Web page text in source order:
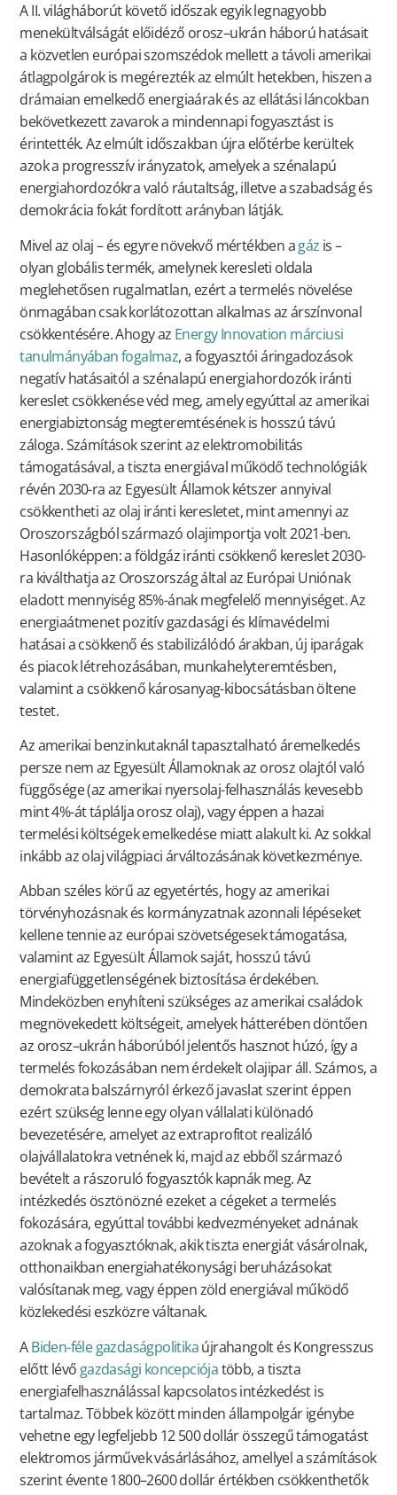
A II. világháborút követő időszak egyik legnagyobb
menekültválságát előidéző orosz–ukrán háború hatásait
a közvetlen európai szomszédok mellett a távoli amerikai
átlagpolgárok is megérezték az elmúlt hetekben, hiszen a
drámaian emelkedő energiaárak és az ellátási láncokban
bekövetkezett zavarok a mindennapi fogyasztást is
érintették. Az elmúlt időszakban újra előtérbe kerültek
azok a progresszív irányzatok, amelyek a szénalapú
energiahordozókra való ráutaltság, illetve a szabadság és
demokrácia fokát fordított arányban látják.
Mivel az olaj – és egyre növekvő mértékben agáz is –
olyan globális termék, amelynek keresleti oldala
meglehetősen rugalmatlan, ezért a termelés növelése
önmagában csak korlátozottan alkalmas az árszínvonal
csökkentésére. Ahogy az Energy Innovation márciusi
tanulmányában fogalmaz, a fogyasztói áringadozások
negatív hatásaitól a szénalapú energiahordozók iránti
kereslet csökkenése véd meg, amely egyúttal az amerikai
energiabiztonság megteremtésének is hosszú távú
záloga. Számítások szerint az elektromobilitás
támogatásával, a tiszta energiával működő technológiák
révén 2030-ra az Egyesült Államok kétszer annyival
csökkentheti az olaj iránti keresletet, mint amennyi az
Oroszországból származó olajimportja volt 2021-ben.
Hasonlóképpen: a földgáz iránti csökkenő kereslet 2030-
ra kiválthatja az Oroszország által az Európai Uniónak
eladott mennyiség 85%-ának megfelelő mennyiséget. Az
energiaátmenet pozitív gazdasági és klímavédelmi
hatásai a csökkenő és stabilizálódó árakban, új iparágak
és piacok létrehozásában, munkahelyteremtésben,
valamint a csökkenő károsanyag-kibocsátásban öltene
testet.
Az amerikai benzinkutaknál tapasztalható áremelkedés
persze nem az Egyesült Államoknak az orosz olajtól való
függősége (az amerikai nyersolaj-felhasználás kevesebb
mint 4%-át táplálja orosz olaj), vagy éppen a hazai
termelési költségek emelkedése miatt alakult ki. Az sokkal
inkább az olaj világpiaci árváltozásának következménye.
Abban széles körű az egyetértés, hogy az amerikai
törvényhozásnak és kormányzatnak azonnali lépéseket
kellene tennie az európai szövetségesek támogatása,
valamint az Egyesült Államok saját, hosszú távú
energiafüggetlenségének biztosítása érdekében.
Mindeközben enyhíteni szükséges az amerikai családok
megnövekedett költségeit, amelyek hátterében döntően
az orosz–ukrán háborúból jelentős hasznot húzó, így a
termelés fokozásában nem érdekelt olajipar áll. Számos, a
demokrata balszárnyról érkező javaslat szerint éppen
ezért szükség lenne egy olyan vállalati különadó
bevezetésére, amelyet az extraprofitot realizáló
olajvállalatokra vetnének ki, majd az ebből származó
bevételt a rászoruló fogyasztók kapnák meg. Az
intézkedés ösztönözné ezeket a cégeket a termelés
fokozására, egyúttal további kedvezményeket adnának
azoknak a fogyasztóknak, akik tiszta energiát vásárolnak,
otthonaikban energiahatékonysági beruházásokat
valósítanak meg, vagy éppen zöld energiával működő
közlekedési eszközre váltanak.
ABiden-féle gazdaságpolitikaújrahangolt és Kongresszus
előtt lévő gazdasági koncepciójatöbb, a tiszta
energiafelhasználással kapcsolatos intézkedést is
tartalmaz. Többek között minden állampolgár igénybe
vehetne egy legfeljebb 12 500 dollár összegű támogatást
elektromos járművek vásárlásához, amellyel a számítások
szerint évente 1800–2600 dollár értékben csökkenthetők